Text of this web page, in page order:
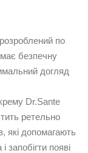
по
безпечну
догляд
Dr.Sante
ретельно
які допомагають
появі